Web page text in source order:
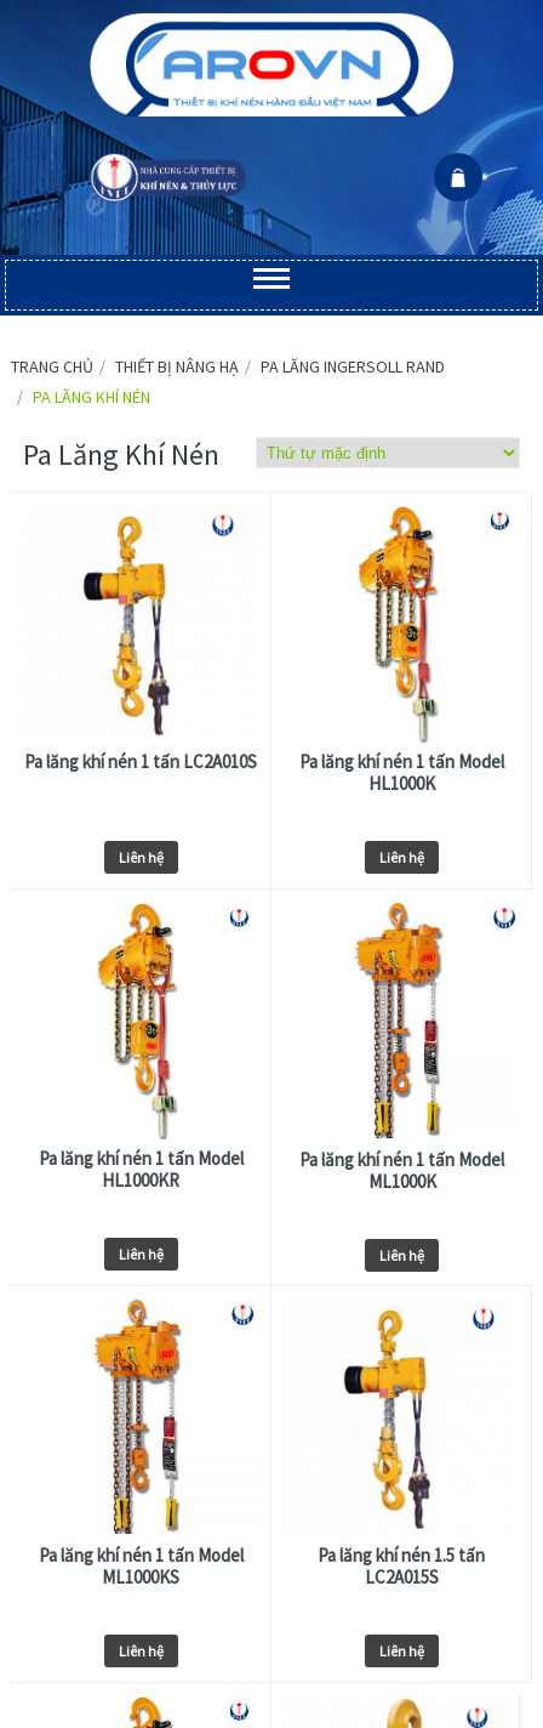
TRANG CHỦ THIẾT BỊ NÂNG HẠ
PA LĂNG INGERSOLL RAND
PA LĂNG KHÍ NÉN
Pa Lăng Khí Nén
Pa lăng khí nén 1 tấn LC2A010S
Liên hệ
Pa lăng khí nén 1 tấn Model
HL1000K
Liên hệ
Pa lăng khí nén 1 tấn Model
HL1000KR
Liên hệ
Pa lăng khí nén 1 tấn Model
ML1000K
Liên hệ
Pa lăng khí nén 1 tấn Model
ML1000KS
Liên hệ
Pa lăng khí nén 1.5 tấn
LC2A015S
Liên hệ